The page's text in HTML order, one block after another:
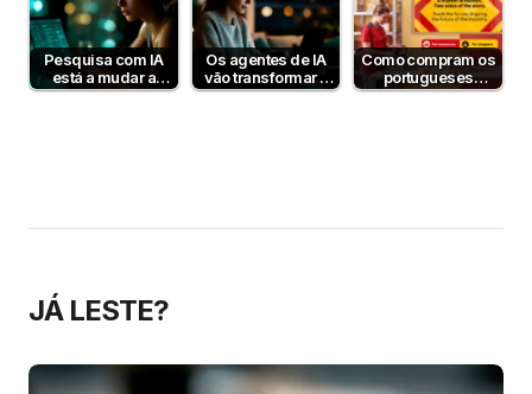
Pesquisa com IA
está a mudar a
decisão de compra
Os agentes de IA
vão transformar o
e-commerce até
Como compram os
portugueses
online? Estudo DHL
JÁ LESTE?